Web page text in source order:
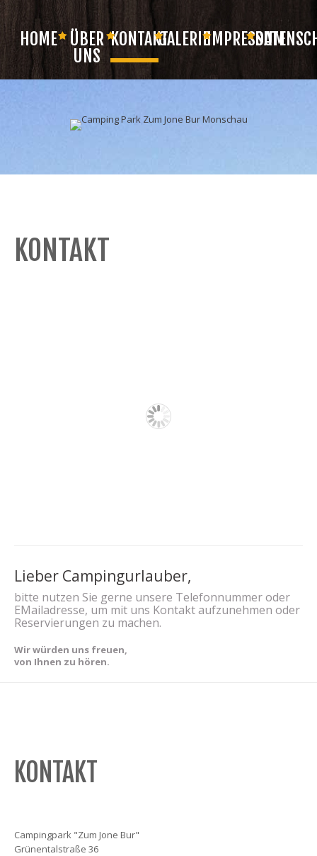
HOME
ÜBER
UNS
KONTAKTGALERIEIMPRESSUM
KONTAKT
Lieber Campingurlauber,
bitte nutzen Sie gerne unsere Telefonnummer oder
EMailadresse, um mit uns Kontakt aufzunehmen oder
Reservierungen zu machen.
Wir würden uns freuen,
von Ihnen zu hören.
KONTAKT
Campingpark "Zum Jone Bur"
Grünentalstraße 36